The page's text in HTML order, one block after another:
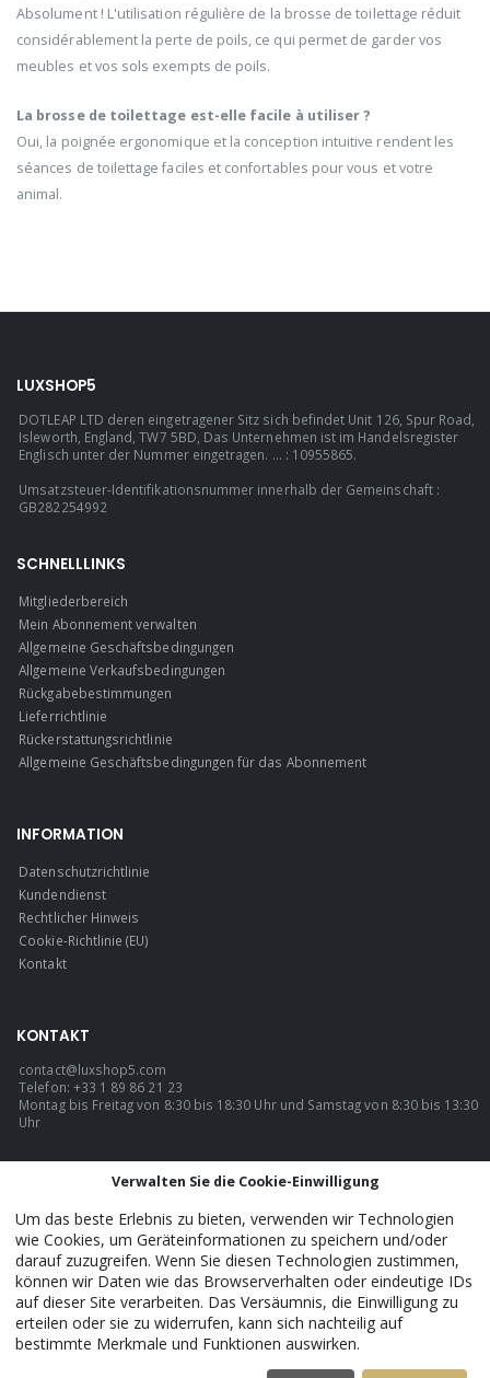
Absolument ! L'utilisation régulière de la brosse de toilettage réduit
considérablement la perte de poils, ce qui permet de garder vos
meubles et vos sols exempts de poils.
La brosse de toilettage est-elle facile à utiliser ?
Oui, la poignée ergonomique et la conception intuitive rendent les
séances de toilettage faciles et confortables pour vous et votre
animal.
LUXSHOP5
DOTLEAP LTD deren eingetragener Sitz sich befindet Unit 126, Spur Road,
Isleworth, England, TW7 5BD, Das Unternehmen ist im Handelsregister
Englisch unter der Nummer eingetragen. ... : 10955865.
Umsatzsteuer-Identifikationsnummer innerhalb der Gemeinschaft :
GB282254992
SCHNELLLINKS
Mitgliederbereich
Mein Abonnement verwalten
Allgemeine Geschäftsbedingungen
Allgemeine Verkaufsbedingungen
Rückgabebestimmungen
Lieferrichtlinie
Rückerstattungsrichtlinie
Allgemeine Geschäftsbedingungen für das Abonnement
INFORMATION
Datenschutzrichtlinie
Kundendienst
Rechtlicher Hinweis
Cookie-Richtlinie (EU)
Kontakt
KONTAKT
contact@luxshop5.com
Telefon: +33 1 89 86 21 23
Montag bis Freitag von 8:30 bis 18:30 Uhr und Samstag von 8:30 bis 13:30
Uhr
LuxShop5 - Official. © 2026. ALLE RECHTE VORBEHALTEN.
Verwalten Sie die Cookie-Einwilligung
Um das beste Erlebnis zu bieten, verwenden wir Technologien
wie Cookies, um Geräteinformationen zu speichern und/oder
darauf zuzugreifen. Wenn Sie diesen Technologien zustimmen,
können wir Daten wie das Browserverhalten oder eindeutige IDs
auf dieser Site verarbeiten. Das Versäumnis, die Einwilligung zu
erteilen oder sie zu widerrufen, kann sich nachteilig auf
bestimmte Merkmale und Funktionen auswirken.